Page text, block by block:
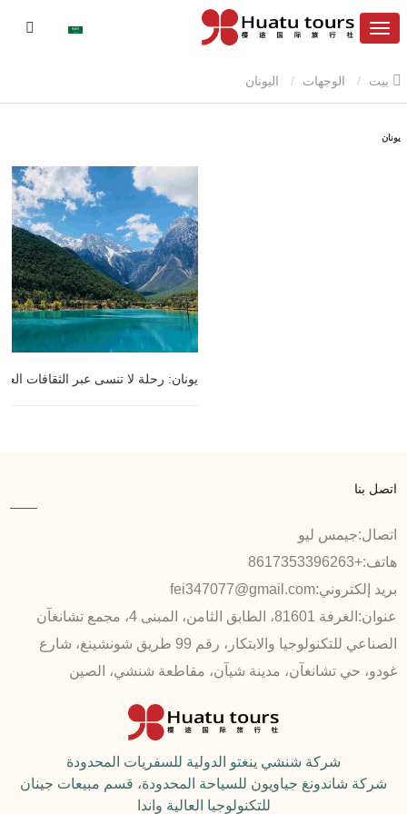
الوجهات
يونان
يونان: رحلة لا تنسى عبر الثقافات
اتصل بنا
اتصال:جيمس ليو
هاتف:+8617353396263
بريد إلكتروني:fei347077@gmail.com
عنوان:
الغرفة 81601، الطابق الثامن، المبنى 4، مجمع تشانغآن
الصناعي للتكنولوجيا والابتكار، رقم 99 طريق شونشينغ، شارع
غودو، حي تشانغآن، مدينة شيآن، مقاطعة شنشي، الصين
شركة شنشي ينغتو الدولية للسفريات المحدودة
شركة شاندونغ جياويون للسياحة المحدودة، قسم مبيعات جينان
للتكنولوجيا العالية واندا